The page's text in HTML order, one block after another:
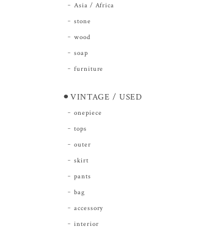
Asia / Africa
stone
wood
soap
furniture
⚫︎VINTAGE / USED
onepiece
tops
outer
skirt
pants
bag
accessory
interior